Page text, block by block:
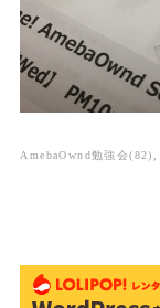
AmebaOwnd勉強会(82)